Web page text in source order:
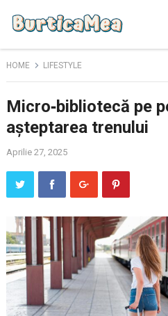
HOME LIFESTYLE
Micro‑bibliotecă pe
așteptarea trenului
Aprilie 27, 2025